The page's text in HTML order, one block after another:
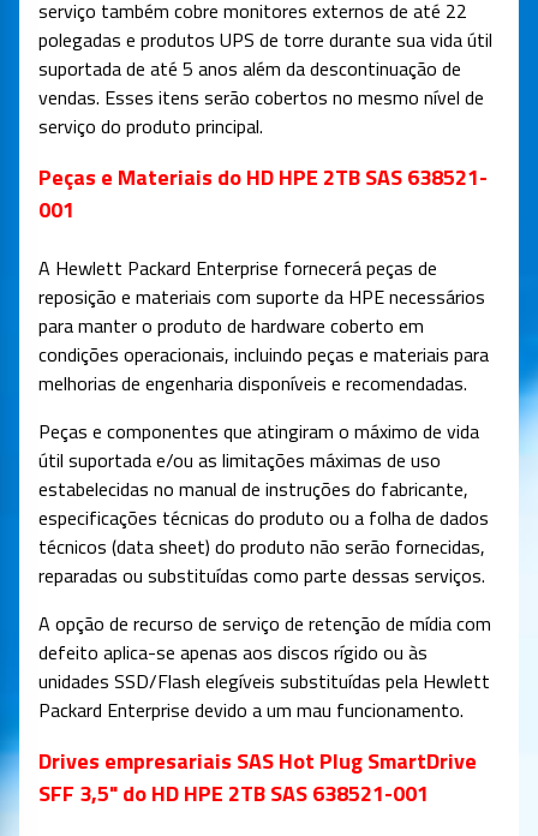
serviço também cobre monitores externos de até 22
polegadas e produtos UPS de torre durante sua vida útil
suportada de até 5 anos além da descontinuação de
vendas. Esses itens serão cobertos no mesmo nível de
serviço do produto principal.
Peças e Materiais do HD HPE 2TB SAS 638521-
001
A Hewlett Packard Enterprise fornecerá peças de
reposição e materiais com suporte da HPE necessários
para manter o produto de hardware coberto em
condições operacionais, incluindo peças e materiais para
melhorias de engenharia disponíveis e recomendadas.
Peças e componentes que atingiram o máximo de vida
útil suportada e/ou as limitações máximas de uso
estabelecidas no manual de instruções do fabricante,
especificações técnicas do produto ou a folha de dados
técnicos (data sheet) do produto não serão fornecidas,
reparadas ou substituídas como parte dessas serviços.
A opção de recurso de serviço de retenção de mídia com
defeito aplica-se apenas aos discos rígido ou às
unidades SSD/Flash elegíveis substituídas pela Hewlett
Packard Enterprise devido a um mau funcionamento.
Drives empresariais SAS Hot Plug SmartDrive
SFF 3,5" do HD HPE 2TB SAS 638521-001